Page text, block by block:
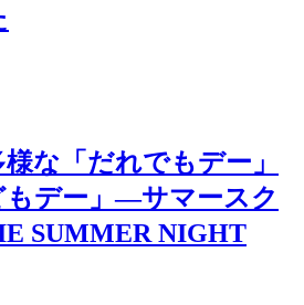
な「だれでもデー」
もデー」―サマースク
SUMMER NIGHT